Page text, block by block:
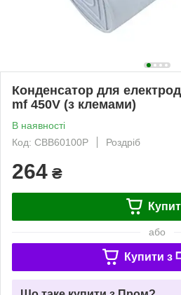
Конденсатор для
mf 450V (з клемами)
В наявності
Код: CBB60100P
Роздріб
264 ₴
або
Купити з